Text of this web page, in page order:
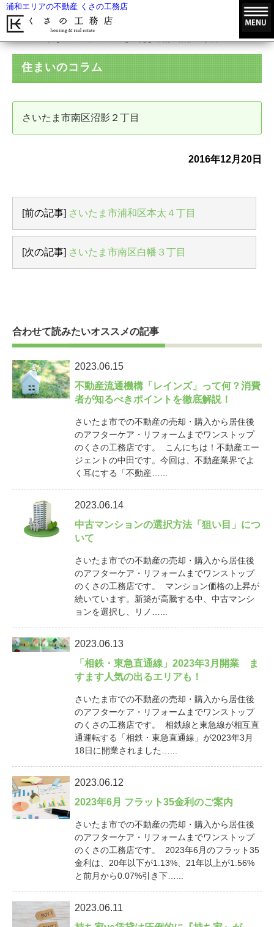
浦和エリアの不動産 くさの工務店
住まいのコラム
さいたま市南区沼影２丁目
2016年12月20日
[前の記事] さいたま市浦和区本太４丁目
[次の記事] さいたま市南区白幡３丁目
合わせて読みたいオススメの記事
2023.06.15
不動産流通機構「レインズ」って何？消費
者が知るべきポイントを徹底解説！
さいたま市での不動産の売却・購入から居住後
のアフターケア・リフォームまでワンストップ
のくさの工務店です。 こんにちは！不動産エー
ジェントの中田です。今回は、不動産業界でよ
く耳にする「不動産…...
2023.06.14
中古マンションの選択方法「狙い目」につ
いて
さいたま市での不動産の売却・購入から居住後
のアフターケア・リフォームまでワンストップ
のくさの工務店です。 マンション価格の上昇が
続いています。新築が高騰する中、中古マンシ
ョンを選択し、リノ…...
2023.06.13
「相鉄・東急直通線」2023年3月開業 ま
すます人気の出るエリアも！
さいたま市での不動産の売却・購入から居住後
のアフターケア・リフォームまでワンストップ
のくさの工務店です。 相鉄線と東急線が相互直
通運転する「相鉄・東急直通線」が2023年3月
18日に開業されました…...
2023.06.12
2023年6月 フラット35金利のご案内
さいたま市での不動産の売却・購入から居住後
のアフターケア・リフォームまでワンストップ
のくさの工務店です。 2023年6月のフラット35
金利は、20年以下が1.13%、21年以上が1.56%
と前月から0.07%引き下…...
2023.06.11